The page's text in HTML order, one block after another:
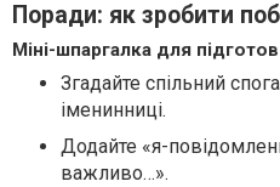
Поради: як зробити
Міні-шпаргалка для
Згадайте спільний
іменинниці.
Додайте «я-
важливо…».